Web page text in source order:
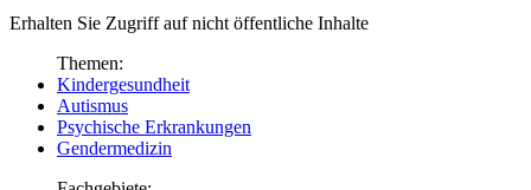
Erhalten Sie Zugriff auf nicht öffentliche Inhalte
Themen:
Kindergesundheit
Autismus
Psychische Erkrankungen
Gendermedizin